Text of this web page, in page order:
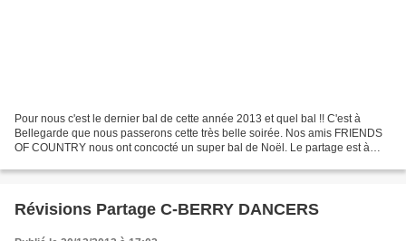
Pour nous c'est le dernier bal de cette année 2013 et quel bal !! C'est à
Bellegarde que nous passerons cette très belle soirée. Nos amis FRIENDS
OF COUNTRY nous ont concocté un super bal de Noël. Le partage est à
Révisions Partage C-BERRY DANCERS